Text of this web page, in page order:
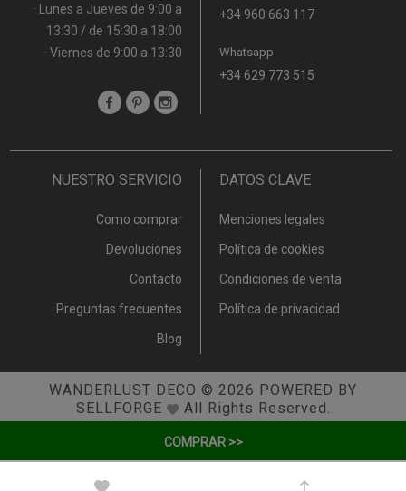
COMPRAR >>
· Lunes a Jueves de 9:00 a
13:30 / de 15:30 a 18:00
· Viernes de 9:00 a 13:30
+34 960 663 117
Whatsapp:
+34 629 773 515
NUESTRO SERVICIO
Como comprar
Devoluciones
Contacto
Preguntas frecuentes
Blog
DATOS CLAVE
Menciones legales
Política de cookies
Condiciones de venta
Política de privacidad
WANDERLUST DECO © 2026 POWERED BY
SELLFORGE
All Rights Reserved.